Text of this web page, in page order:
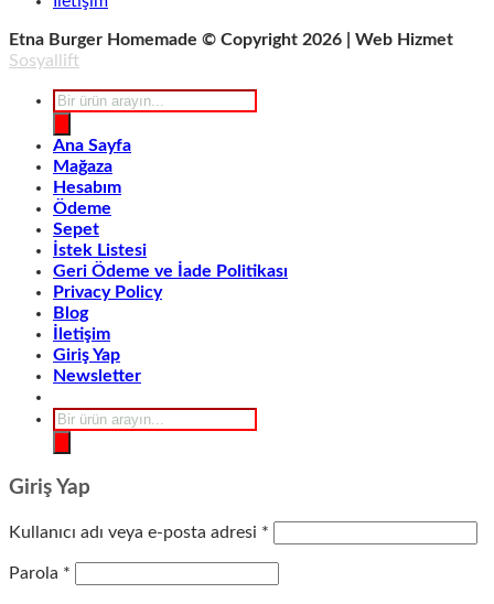
Etna Burger Homemade © Copyright 2026 | Web Hizmet
Sosyallift
Products
search
Ana Sayfa
Mağaza
Hesabım
Ödeme
Sepet
İstek Listesi
Geri Ödeme ve İade Politikası
Privacy Policy
Blog
İletişim
Giriş Yap
Newsletter
Products
search
Giriş Yap
Kullanıcı adı veya e-posta adresi *
Parola *